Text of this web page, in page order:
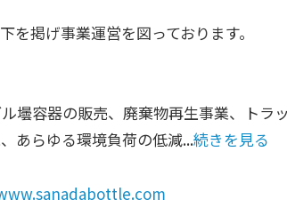
を掲げ事業運営を図っております。
壜容器の販売、廃棄物再生事業、ト
あらゆる環境負荷の低減...続きを見る